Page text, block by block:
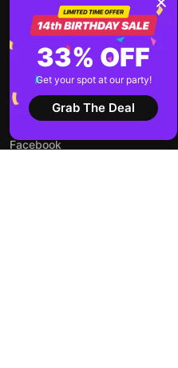
Партнерская программа
Разработчики
Сообщество
Forum
Facebook
33% OFF
Get your spot at our party!
Grab The Deal